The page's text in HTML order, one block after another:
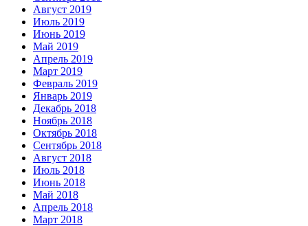
Август 2019
Июль 2019
Июнь 2019
Май 2019
Апрель 2019
Март 2019
Февраль 2019
Январь 2019
Декабрь 2018
Ноябрь 2018
Октябрь 2018
Сентябрь 2018
Август 2018
Июль 2018
Июнь 2018
Май 2018
Апрель 2018
Март 2018